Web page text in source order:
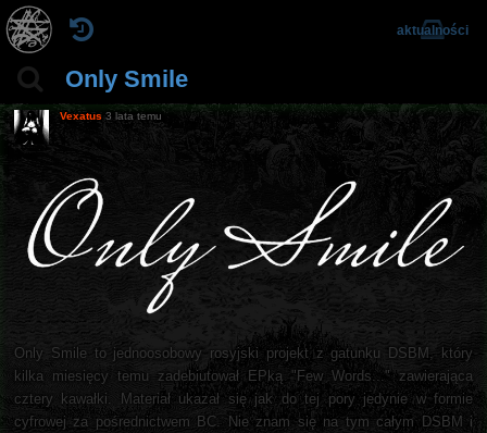
Only Smile
aktualności
Vexatus 3 lata temu
Only Smile to jednoosobowy rosyjski projekt z gatunku DSBM, który
kilka miesięcy temu zadebiutował EPką "Few Words..." zawierająca
cztery kawałki. Materiał ukazał się jak do tej pory jedynie w formie
cyfrowej za pośrednictwem BC. Nie znam się na tym całym DSBM i